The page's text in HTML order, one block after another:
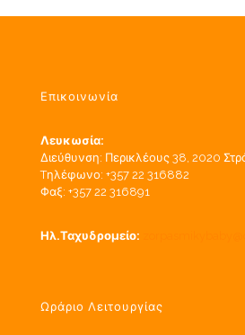
Επικοινωνία
Λευκωσία:
Διεύθυνση: Περικλέους 38, 2020
Tηλέφωνο: +357 22 316882
Φαξ: +357 22 316891
Ηλ.Ταχυδρομείο:
Ωράριο Λειτουργίας